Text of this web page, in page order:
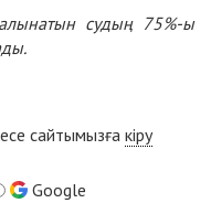
алынатын судың 75%-ы
сайтымызға кіру
Google